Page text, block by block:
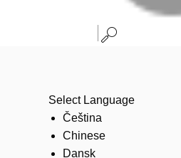
Select Language
Čeština
Chinese
Dansk